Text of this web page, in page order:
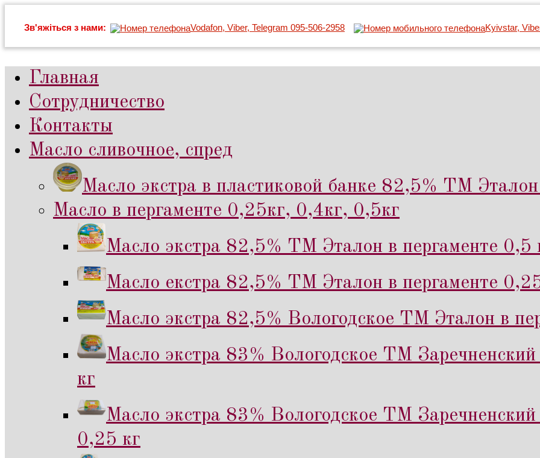
Зв'яжіться з нами: Vodafon, Viber, Telegram 095-506-2958 Kyivstar,
Главная
Сотрудничество
Контакты
Масло сливочное, спред
Масло экстра в пластиковой банке 82,5% ТМ
Масло в пергаменте 0,25кг, 0,4кг, 0,5кг
Масло экстра 82,5% ТМ Эталон в пергаменте 0,5
Масло екстра 82,5% ТМ Эталон в пергаменте
Масло экстра 82,5% Вологодское ТМ Эталон в
Масло экстра 83% Вологодское ТМ Заречненский
кг
Масло экстра 83% Вологодское ТМ Заречненский
0,25 кг